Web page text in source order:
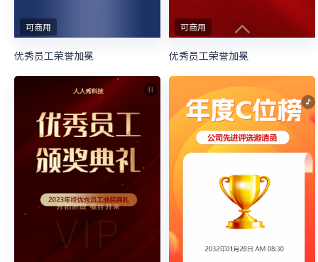
可商用
优秀员工荣誉加冕
可商用
优秀员工荣誉加冕